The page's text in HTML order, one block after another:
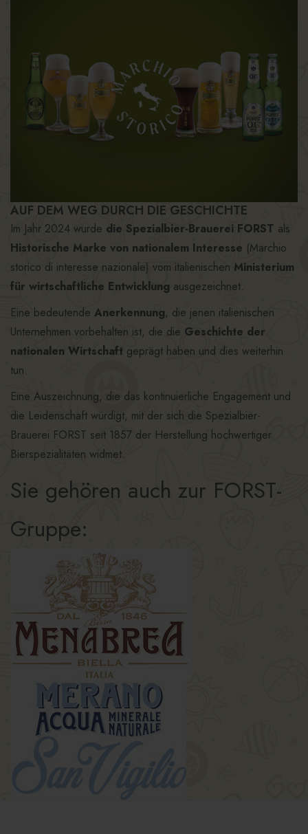
AUF DEM WEG DURCH DIE GESCHICHTE
Im Jahr 2024 wurde die Spezialbier-Brauerei FORST als
Historische Marke von nationalem Interesse (Marchio
storico di interesse nazionale) vom italienischen Ministerium
für wirtschaftliche Entwicklung ausgezeichnet.
Eine bedeutende Anerkennung, die jenen italienischen
Unternehmen vorbehalten ist, die die Geschichte der
nationalen Wirtschaft geprägt haben und dies weiterhin
tun.
Eine Auszeichnung, die das kontinuierliche Engagement und
die Leidenschaft würdigt, mit der sich die Spezialbier-
Brauerei FORST seit 1857 der Herstellung hochwertiger
Bierspezialitäten widmet.
Sie gehören auch zur FORST-
Gruppe: